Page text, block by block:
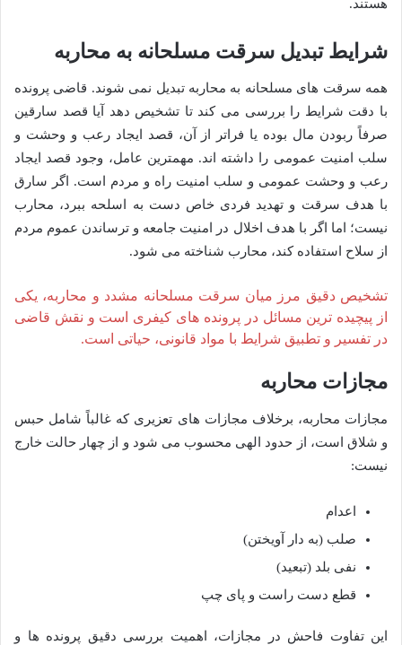
هستند.
شرایط تبدیل سرقت مسلحانه به محاربه
همه سرقت های مسلحانه به محاربه تبدیل نمی شوند. قاضی پرونده
با دقت شرایط را بررسی می کند تا تشخیص دهد آیا قصد سارقین
صرفاً ربودن مال بوده یا فراتر از آن، قصد ایجاد رعب و وحشت و
سلب امنیت عمومی را داشته اند. مهمترین عامل، وجود قصد ایجاد
رعب و وحشت عمومی و سلب امنیت راه و مردم است. اگر سارق
با هدف سرقت و تهدید فردی خاص دست به اسلحه ببرد، محارب
نیست؛ اما اگر با هدف اخلال در امنیت جامعه و ترساندن عموم مردم
از سلاح استفاده کند، محارب شناخته می شود.
تشخیص دقیق مرز میان سرقت مسلحانه مشدد و محاربه، یکی
از پیچیده ترین مسائل در پرونده های کیفری است و نقش قاضی
در تفسیر و تطبیق شرایط با مواد قانونی، حیاتی است.
مجازات محاربه
مجازات محاربه، برخلاف مجازات های تعزیری که غالباً شامل حبس
و شلاق است، از حدود الهی محسوب می شود و از چهار حالت خارج
نیست:
اعدام
صلب (به دار آویختن)
نفی بلد (تبعید)
قطع دست راست و پای چپ
این تفاوت فاحش در مجازات، اهمیت بررسی دقیق پرونده ها و